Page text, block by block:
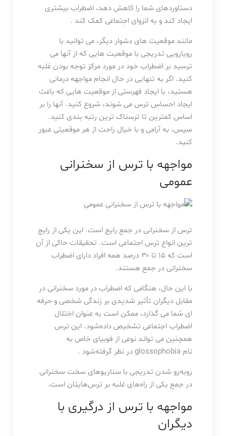
دستاوردهای شما را کاهش دهد، اضطراب بیشتری
ایجاد کند و به انزوای اجتماعی کمک کند .
مانند موقعیت های دشوار دیگر، می توانید با
رویارویی تدریجی با موقعیت هایی که از آنها می
ترسید بر اضطراب خود در مورد مرکز توجه بودن غلبه
کنید. اگر به تنهایی در حال انجام مواجهه درمانی
هستید، با ایجاد فهرستی از موقعیت هایی که باعث
ایجاد احساس ترس می شوند، شروع کنید. آنها را بر
اساس کمترین تا ترسناک ترین رتبه بندی کنید.
سپس، به آرامی و با خیال راحت از هر موقعیتی عبور
کنید.
مواجهه با ترس از سخنرانی
عمومی
ترس از سخنرانی در جمع رایج است. این یکی از رایج
ترین انواع ترس اجتماعی است. تحقیقات حاکی از آن
است که ۱۵ تا ۳۰ درصد همه افراد دارای اضطراب
سخنرانی در جمع هستند.
با این حال، هنگامی که اضطراب در مورد سخنرانی در
مقابل دیگران تأثیر شدیدی بر زندگی شخصی و حرفه
ای شما می گذارد، ممکن است به عنوان اختلال
اضطراب اجتماعی تشخیص داده‌شود. این ترس
همچنین می تواند نوعی از فوبیای خاص به
نام glossophobia در نظر گرفته‌شود .
روبه‌رو شدن تدریجی با سناریوهای سخت سخنرانی
در جمع یکی از راه‌های غلبه بر ترس‌هایتان است.
مواجهه با ترس از درگیری با
دیگران